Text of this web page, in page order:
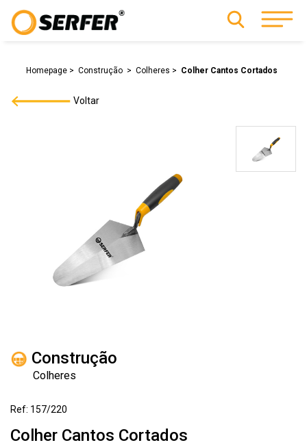
Homepage Construção Colheres Colher Cantos Cortados
Voltar
Construção
Colheres
Ref: 157/220
Colher Cantos Cortados